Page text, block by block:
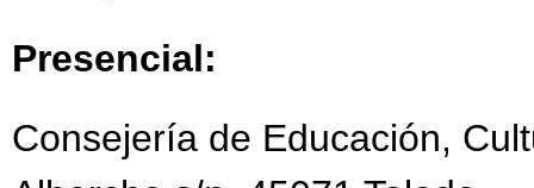
Presencial:
Consejería de Educación,